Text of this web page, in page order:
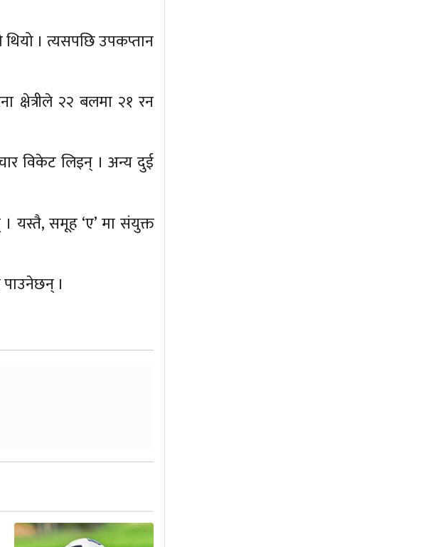
। त्यसपछि उपकप्तान
क्षेत्रीले २२ बलमा २१ रन
विकेट लिइन् । अन्य दुई
यस्तै, समूह ‘ए’ मा संयुक्त
।